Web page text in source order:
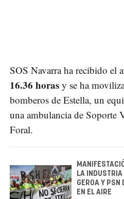
SOS Navarra ha recibido el
16.36 horas y se ha
bomberos de Estella, un
una ambulancia de Soporte
Foral.
LA INDUSTRIA
GEROA Y PSN
EN EL AIRE